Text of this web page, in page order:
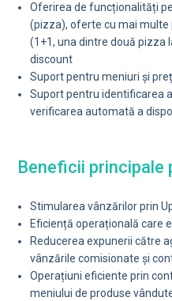
Oferirea de funcționalități
(pizza), oferte cu mai multe
(1+1, una dintre două pizza
discount
Suport pentru meniuri și
Suport pentru identificarea
verificarea automată a
Beneficii principale
Stimularea vânzărilor prin
Eficiență operațională care
Reducerea expunerii către
vânzările comisionate și
Operațiuni eficiente prin
meniului de produse